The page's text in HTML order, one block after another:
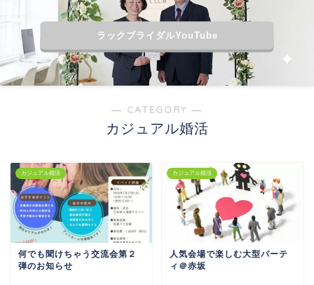
ラックブライダルYouTube
― CATEGORY ―
カジュアル婚活
カジュアル婚活
何でも聞けちゃう交流会第２
弾のお知らせ
カジュアル婚活
人気会場で楽しむ大型パーテ
ィ＠赤坂